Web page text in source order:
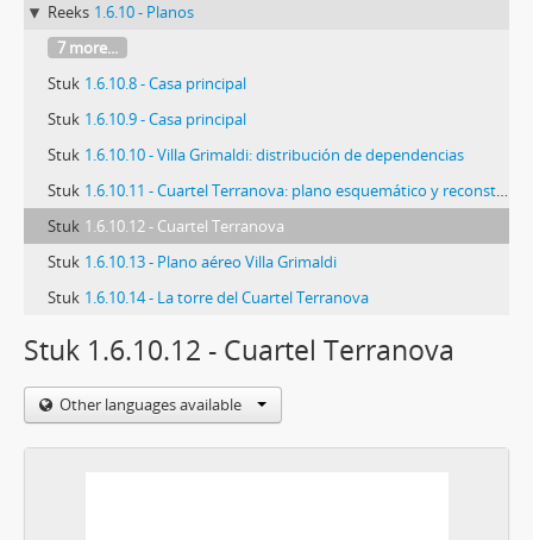
Reeks 1.6.10 - Planos
7 more...
Stuk 1.6.10.8 - Casa principal
Stuk 1.6.10.9 - Casa principal
Stuk 1.6.10.10 - Villa Grimaldi: distribución de dependencias
Stuk 1.6.10.11 - Cuartel Terranova: plano esquemático y reconstrucción
Stuk 1.6.10.12 - Cuartel Terranova
Stuk 1.6.10.13 - Plano aéreo Villa Grimaldi
Stuk 1.6.10.14 - La torre del Cuartel Terranova
Stuk 1.6.10.12 - Cuartel Terranova
Other languages available